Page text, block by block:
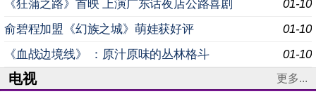
01-10
《狂蒲之路》首映 上演广东话夜店公路喜剧
01-10
俞碧程加盟《幻族之城》萌娃获好评
01-10
《血战边境线》 ：原汁原味的丛林格斗
电视 更多...